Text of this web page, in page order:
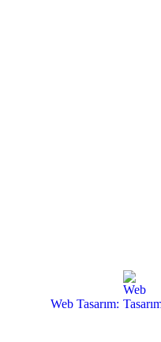
Web Tasarım: